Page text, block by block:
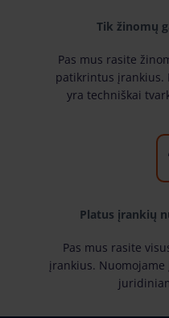
Tik žinomų
Pas mus rasite
patikrintus įrankius.
yra techniškai
Platus įrankių
Pas mus rasite
įrankius.